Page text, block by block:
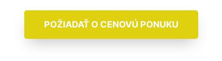
POŽIADAŤ O CENOVÚ PONUKU